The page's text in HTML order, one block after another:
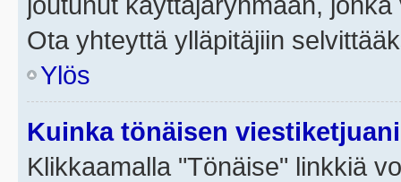
Ota yhteyttä ylläpitäjiin
Ylös
Kuinka tönäisen
Klikkaamalla "Tönäise" linkkiä